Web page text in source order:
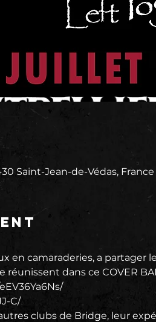
Saint-Jean-de-Védas, France
en camaraderies, a partager
réunissent dans ce COVER
C/
clubs de Bridge, leur